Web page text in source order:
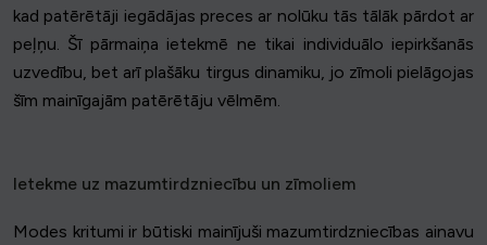
kad patērētāji iegādājas preces ar nolūku tās tālāk pārdot ar
peļņu. Šī pārmaiņa ietekmē ne tikai individuālo iepirkšanās
uzvedību, bet arī plašāku tirgus dinamiku, jo zīmoli pielāgojas
šīm mainīgajām patērētāju vēlmēm.
Ietekme uz mazumtirdzniecību un zīmoliem
Modes kritumi ir būtiski mainījuši mazumtirdzniecības ainavu